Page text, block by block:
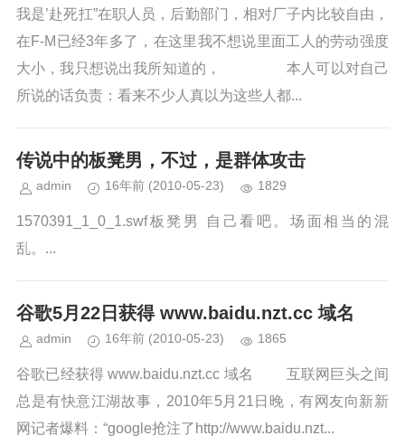
我是’赴死扛”在职人员，后勤部门，相对厂子内比较自由，
在F-M已经3年多了，在这里我不想说里面工人的劳动强度
大小，我只想说出我所知道的， 本人可以对自己
所说的话负责：看来不少人真以为这些人都...
传说中的板凳男，不过，是群体攻击
admin 16年前 (2010-05-23) 1829
1570391_1_0_1.swf板凳男 自己看吧。场面相当的混
乱。...
谷歌5月22日获得 www.baidu.nzt.cc 域名
admin 16年前 (2010-05-23) 1865
谷歌已经获得 www.baidu.nzt.cc 域名 互联网巨头之间
总是有快意江湖故事，2010年5月21日晚，有网友向新新
网记者爆料：“google抢注了http://www.baidu.nzt...